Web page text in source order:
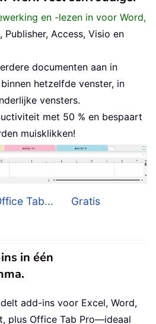
en -lezen in voor Word,
, Publisher, Access, Visio en
documenten aan in
hetzelfde venster, in
vensters.
met 50 % en bespaart
muisklikken!
Tab...
Gratis
in één
add-ins voor Excel, Word,
plus Office Tab Pro—ideaal